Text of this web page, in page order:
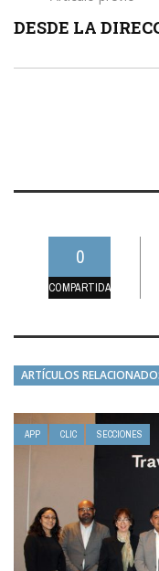
DESDE LA
0
COMPARTIDAS
ARTÍCULOS
APP CLIC SECCIONES